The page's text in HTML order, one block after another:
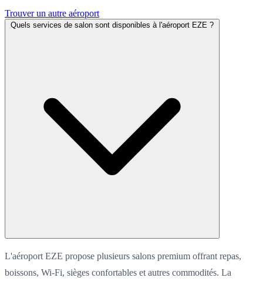
Trouver un autre aéroport
Quels services de salon sont disponibles à l'aéroport EZE ?
L'aéroport EZE propose plusieurs salons premium offrant repas,
boissons, Wi-Fi, sièges confortables et autres commodités. La